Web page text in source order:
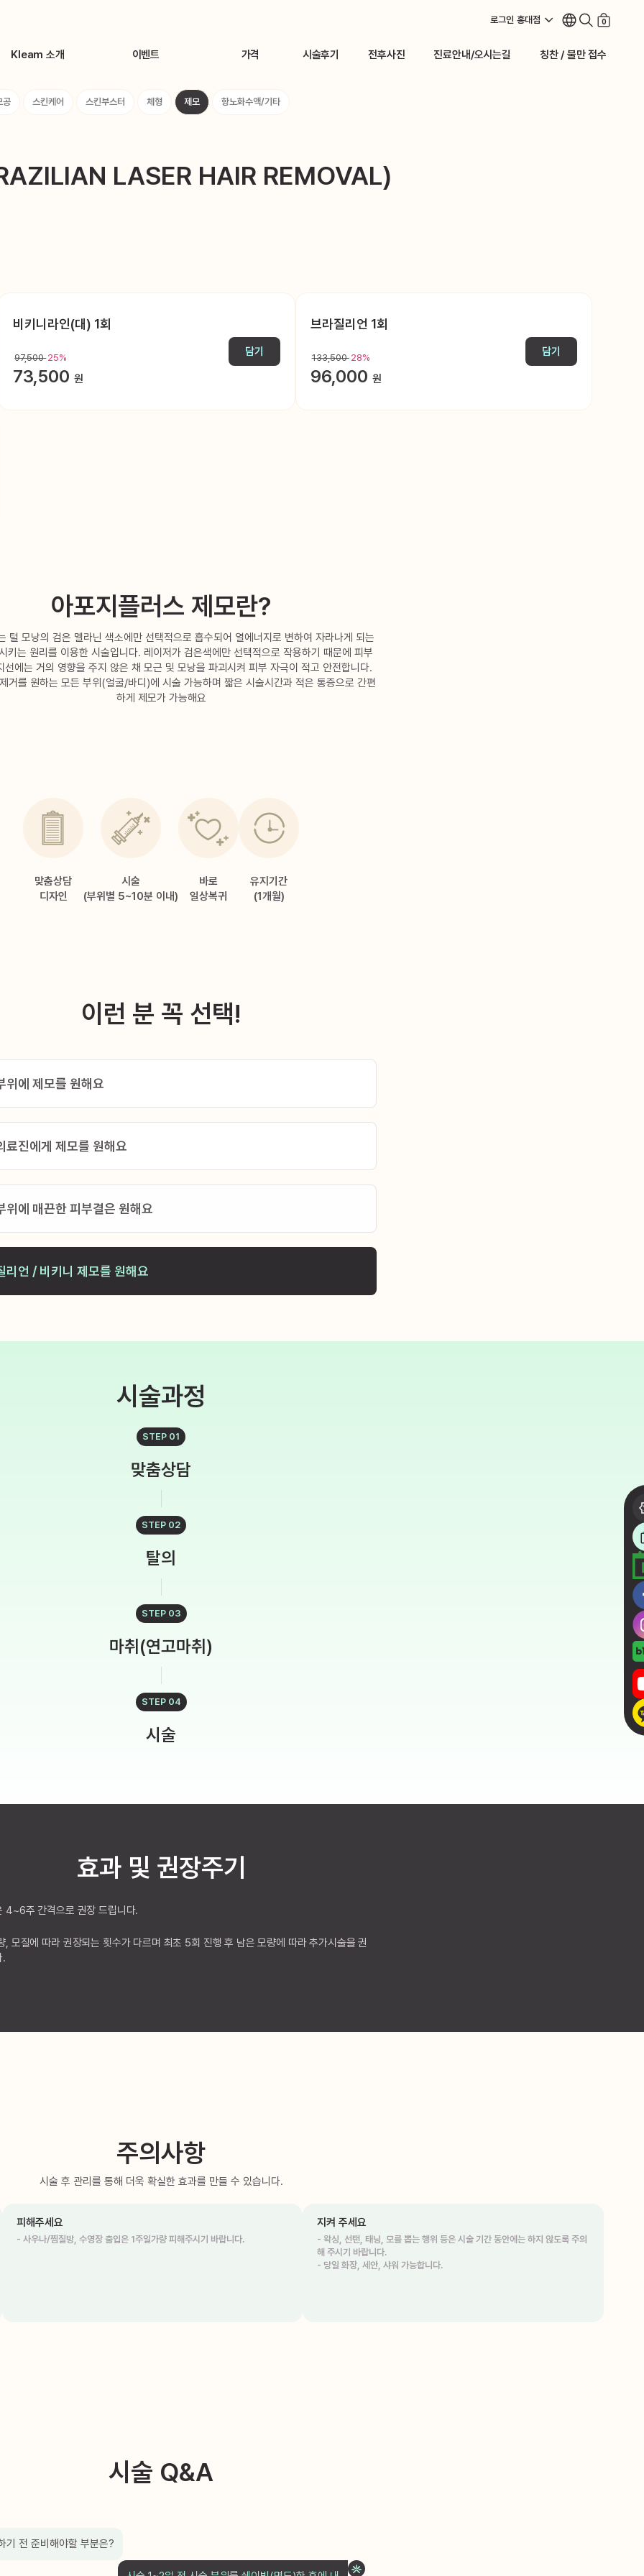
로그인 홍대점 0
Kleam 소개
의료진 소개
이벤트
🎁클림 시그니처 이벤트🎁
원데이 리프팅센터
가격
지방분해주사
색소
시술후기 전후사진 진료안내/오시는길 칭찬 / 불만 접수
공 스킨케어 스킨부스터 체형 제모 항노화수액/기타
LASER HAIR REMOVAL)
비키니라인(대) 1회
97,50025%
73,500원
담기
브라질리언 1회
133,500 28%
96,000 원
담기
아포지플러스 제모란?
털 모낭의 검은 멜라닌 색소에만 선택적으로 흡수되어 열에너지로 변하여 자라나게 되는
키는 원리를 이용한 시술입니다. 레이저가 검은색에만 선택적으로 작용하기 때문에 피부
선에는 거의 영향을 주지 않은 채 모근 및 모낭을 파괴시켜 피부 자극이 적고 안전합니다.
거를 원하는 모든 부위(얼굴/바디)에 시술 가능하며 짧은 시술시간과 적은 통증으로 간편
하게 제모가 가능해요
맞춤상담
디자인
시술
(부위별 5~10분 이내)
바로
일상복귀
유지기간
(1개월)
이런 분 꼭 선택!
위에 제모를 원해요
료진에게 제모를 원해요
위에 매끈한 피부결은 원해요
리언 / 비키니 제모를 원해요
시술과정
STEP 01
맞춤상담
STEP 02
탈의
STEP 03
마취(연고마취)
STEP 04
시술
효과 및 권장주기
4~6주 간격으로 권장 드립니다.
, 모질에 따라 권장되는 횟수가 다르며 최초 5회 진행 후 남은 모량에 따라 추가시술을 권
.
주의사항
시술 후 관리를 통해 더욱 확실한 효과를 만들 수 있습니다.
피해주세요
- 사우나/찜질방, 수영장 출입은 1주일가량 피해주시기 바랍니다.
지켜 주세요
- 왁싱, 선탠, 태닝, 모를 뽑는 행위 등은 시술 기간 동안에는 하지 않도록 주의
해 주시기 바랍니다.
- 당일 화장, 세안, 샤워 가능합니다.
시술 Q&A
기 전 준비해야할 부분은?